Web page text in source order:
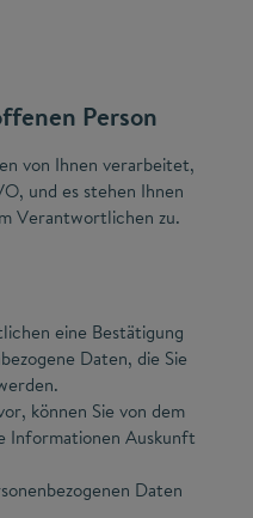
Person
von Ihnen verarbeitet,
und es stehen Ihnen
Verantwortlichen zu.
eine Bestätigung
Daten, die Sie
können Sie von dem
Informationen Auskunft
Daten